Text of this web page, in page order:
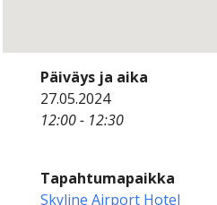
Päiväys ja aika
27.05.2024
12:00 - 12:30
Tapahtumapaikka
Skyline Airport Hotel